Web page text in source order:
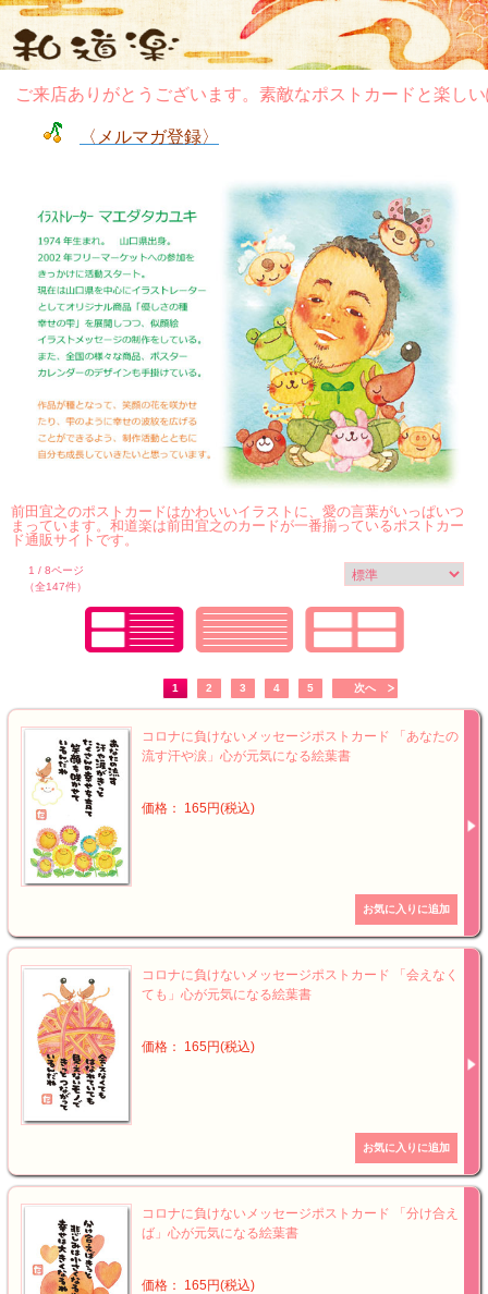
店ありがとうございます。素敵なポストカードと楽しいぽ
〈メルマガ登録〉
前田宜之のポストカードはかわいいイラストに、愛の言葉がいっぱいつ
まっています。和道楽は前田宜之のカードが一番揃っているポストカー
ド通販サイトです。
1 / 8ページ
（全147件）
1 2 3 4 5 次へ
コロナに負けないメッセージポストカード 「あなたの
流す汗や涙」心が元気になる絵葉書
価格： 165円(税込)
コロナに負けないメッセージポストカード 「会えなく
ても」心が元気になる絵葉書
価格： 165円(税込)
コロナに負けないメッセージポストカード 「分け合え
ば」心が元気になる絵葉書
価格： 165円(税込)